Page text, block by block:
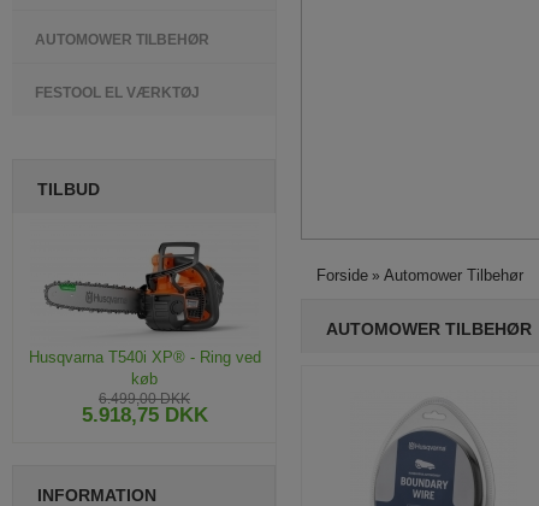
Forside » Automower Tilbehør
AUTOMOWER TILBEHØR
AUTOMOWER TILBEHØR
FESTOOL EL VÆRKTØJ
TILBUD
Husqvarna T540i XP® - Ring ved
køb
6.499,00 DKK
5.918,75 DKK
INFORMATION